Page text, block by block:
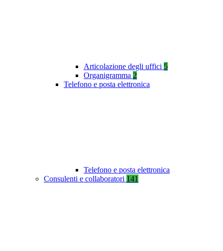
Articolazione degli uffici 5
Organigramma 2
Telefono e posta elettronica
Telefono e posta elettronica
Consulenti e collaboratori 141